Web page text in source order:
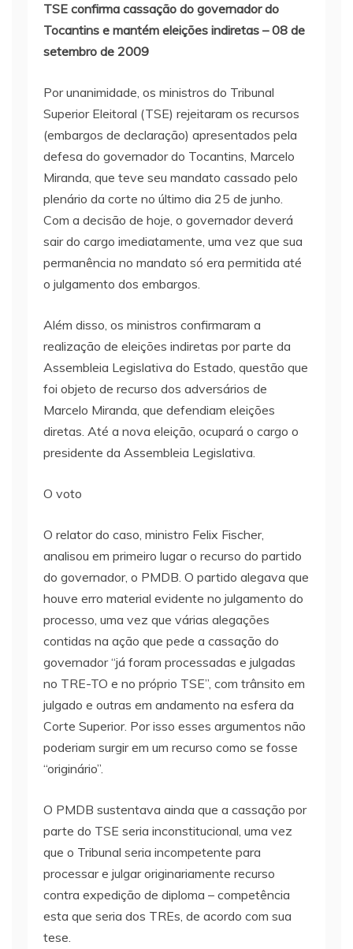
TSE confirma cassação do governador do
Tocantins e mantém eleições indiretas – 08 de
setembro de 2009
Por unanimidade, os ministros do Tribunal
Superior Eleitoral (TSE) rejeitaram os recursos
(embargos de declaração) apresentados pela
defesa do governador do Tocantins, Marcelo
Miranda, que teve seu mandato cassado pelo
plenário da corte no último dia 25 de junho.
Com a decisão de hoje, o governador deverá
sair do cargo imediatamente, uma vez que sua
permanência no mandato só era permitida até
o julgamento dos embargos.
Além disso, os ministros confirmaram a
realização de eleições indiretas por parte da
Assembleia Legislativa do Estado, questão que
foi objeto de recurso dos adversários de
Marcelo Miranda, que defendiam eleições
diretas. Até a nova eleição, ocupará o cargo o
presidente da Assembleia Legislativa.
O voto
O relator do caso, ministro Felix Fischer,
analisou em primeiro lugar o recurso do partido
do governador, o PMDB. O partido alegava que
houve erro material evidente no julgamento do
processo, uma vez que várias alegações
contidas na ação que pede a cassação do
governador “já foram processadas e julgadas
no TRE-TO e no próprio TSE”, com trânsito em
julgado e outras em andamento na esfera da
Corte Superior. Por isso esses argumentos não
poderiam surgir em um recurso como se fosse
“originário”.
O PMDB sustentava ainda que a cassação por
parte do TSE seria inconstitucional, uma vez
que o Tribunal seria incompetente para
processar e julgar originariamente recurso
contra expedição de diploma – competência
esta que seria dos TREs, de acordo com sua
tese.